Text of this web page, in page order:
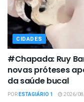
CIDADES
#Chapada: Ruy
novas próteses
da saúde bucal
PORESTAGIÁRIO 1 2026/